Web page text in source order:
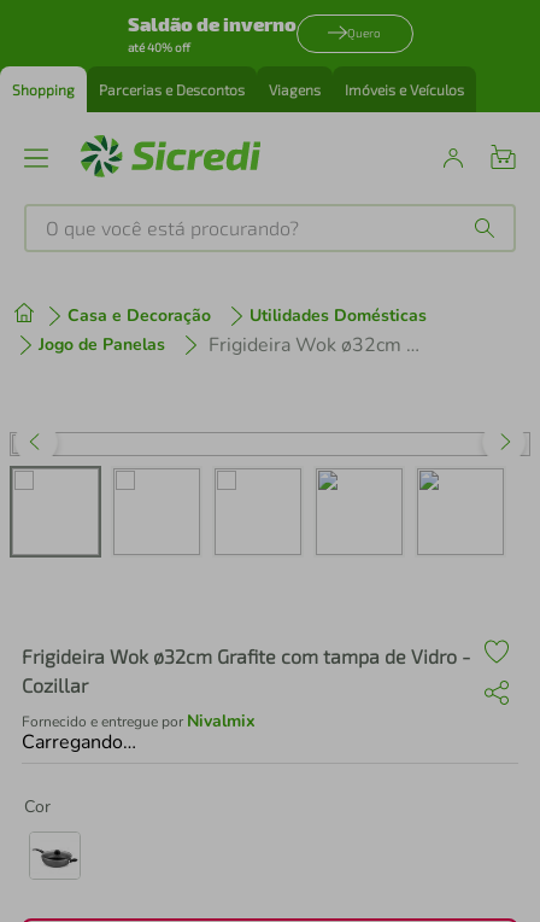
Saldão de inverno
até 40% off
Quero
Shopping Parcerias e Descontos Viagens Imóveis e Veículos
O que você está procurando?
Casa e Decoração
Utilidades Domésticas
Jogo de Panelas
Frigideira Wok ø32cm Grafite com tampa de Vidro - Cozillar
Frigideira Wok ø32cm Grafite com tampa de Vidro -
Cozillar
Fornecido e entregue por Nivalmix
Carregando…
Cor
1º tenis
3º perfume